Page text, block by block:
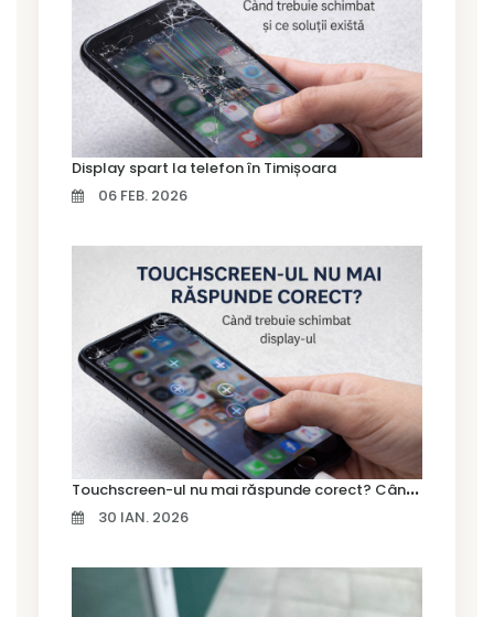
Display spart la telefon în Timișoara
06 FEB. 2026
T
ouchscreen-ul nu mai răspunde corect? Când trebuie schimbat display-ul
30 IAN. 2026